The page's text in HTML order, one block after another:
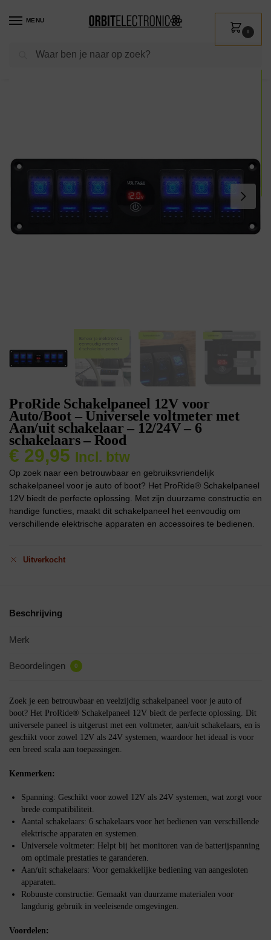
MENU
Zoeken
0
Shop / Kamperen & Outdoor / Bootuitrusting
ProRide Schakelpaneel 12V voor
Auto/Boot – Universele voltmeter met
Aan/uit schakelaar – 12/24V – 6
schakelaars – Rood
€ 29,95 Incl. btw
Op zoek naar een betrouwbaar en gebruiksvriendelijk
schakelpaneel voor je auto of boot? Het ProRide® Schakelpaneel
12V biedt de perfecte oplossing. Met zijn duurzame constructie en
handige functies, maakt dit schakelpaneel het eenvoudig om
verschillende elektrische apparaten en accessoires te bedienen.
Uitverkocht
Beschrijving
Merk
Beoordelingen 0
Zoek je een betrouwbaar en veelzijdig schakelpaneel voor je auto of
boot? Het ProRide® Schakelpaneel 12V biedt de perfecte oplossing. Dit
universele paneel is uitgerust met een voltmeter, aan/uit schakelaars, en is
geschikt voor zowel 12V als 24V systemen, waardoor het ideaal is voor
een breed scala aan toepassingen.
Kenmerken:
Spanning: Geschikt voor zowel 12V als 24V systemen, wat zorgt voor
brede compatibiliteit.
Aantal schakelaars: 6 schakelaars voor het bedienen van verschillende
elektrische apparaten en systemen.
Universele voltmeter: Helpt bij het monitoren van de batterijspanning
om optimale prestaties te garanderen.
Aan/uit schakelaars: Voor gemakkelijke bediening van aangesloten
apparaten.
Robuuste constructie: Gemaakt van duurzame materialen voor
langdurig gebruik in veeleisende omgevingen.
Voordelen: